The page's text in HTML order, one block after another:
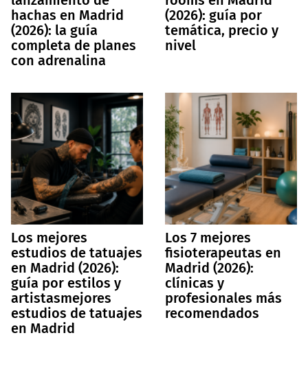
hachas en Madrid
(2026): la guía
completa de planes
con adrenalina
(2026): guía por
temática, precio y
nivel
Los mejores
estudios de tatuajes
en Madrid (2026):
guía por estilos y
artistasmejores
estudios de tatuajes
en Madrid
Los 7 mejores
fisioterapeutas en
Madrid (2026):
clínicas y
profesionales más
recomendados